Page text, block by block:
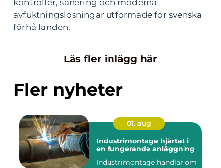
kontroller, sanering och moderna
avfuktningslösningar utformade för svenska
förhållanden.
Läs fler inlägg här
Fler nyheter
01. aug
Industrimontage hjärtat i
en fungerande anläggning
Industrimontage handlar om